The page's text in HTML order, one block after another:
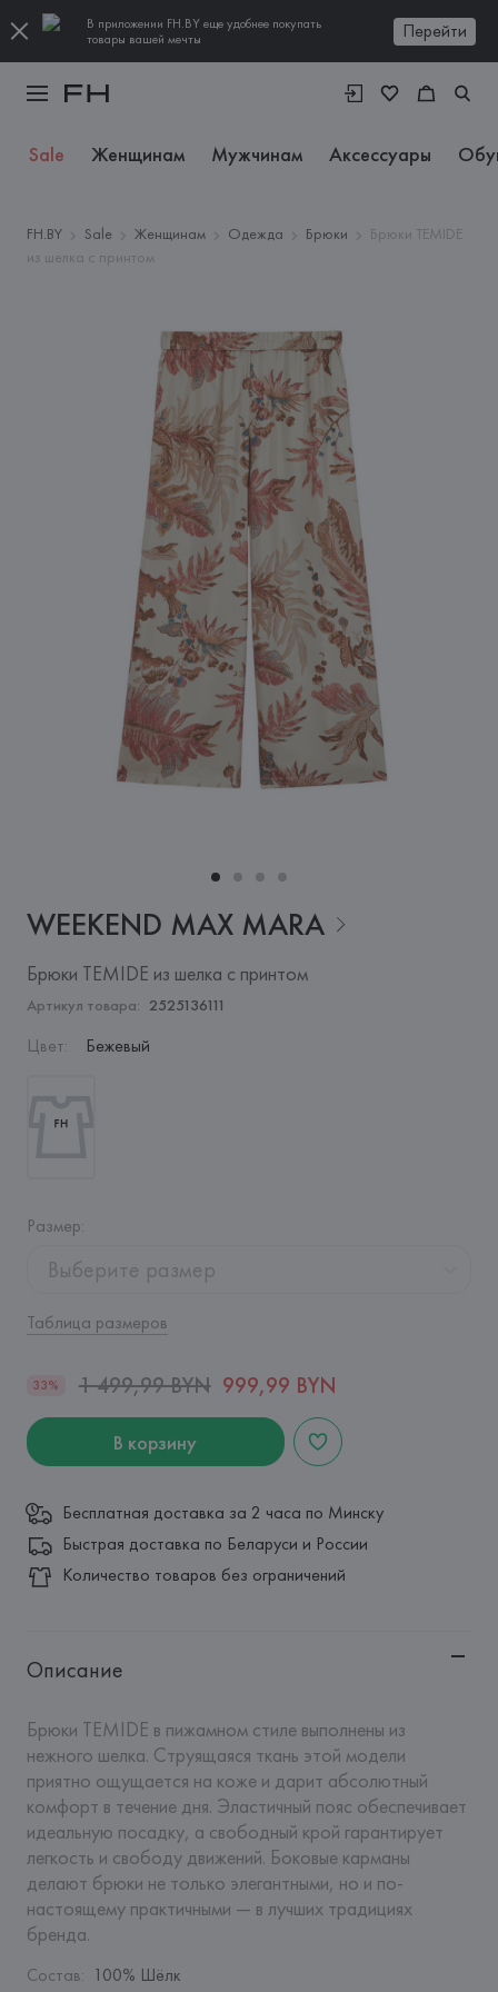
В приложении FH.BY еще удобнее покупать
товары вашей мечты
Перейти
Sale Женщинам Мужчинам Аксессуары
FH.BY Sale Женщинам Одежда Брюки
Брюки TEMIDE
из шелка с принтом
WEEKEND MAX MARA
Брюки TEMIDE из шелка с принтом
Артикул товара: 2525136111
Цвет: Бежевый
Размер:
Выберите размер
Таблица размеров
33% 1 499,99 BYN 999,99 BYN
В корзину
Бесплатная доставка за 2 часа по Минску
Быстрая доставка по Беларуси и России
Количество товаров без ограничений
Описание
Брюки TEMIDE в пижамном стиле выполнены из
нежного шелка. Струящаяся ткань этой модели
приятно ощущается на коже и дарит абсолютный
комфорт в течение дня. Эластичный пояс обеспечивает
идеальную посадку, а свободный крой гарантирует
легкость и свободу движений. Боковые карманы
делают брюки не только элегантными, но и по-
настоящему практичными — в лучших традициях
бренда.
Состав: 100% Шёлк